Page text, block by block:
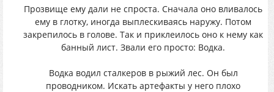
Прозвище ему дали не спроста. Сначала оно вливалось
ему в глотку, иногда выплескиваясь наружу. Потом
закрепилось в голове. Так и приклеилось оно к нему как
банный лист. Звали его просто: Водка.
Водка водил сталкеров в рыжий лес. Он был
проводником. Искать артефакты у него плохо